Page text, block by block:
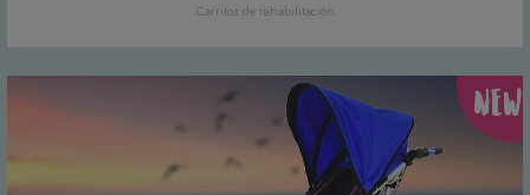
Carritos de rehabilitación
NEW